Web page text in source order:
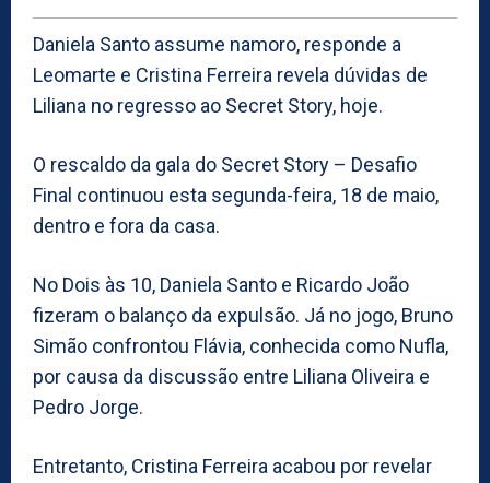
Daniela Santo assume namoro, responde a
Leomarte e Cristina Ferreira revela dúvidas de
Liliana no regresso ao Secret Story, hoje.
O rescaldo da gala do Secret Story – Desafio
Final continuou esta segunda-feira, 18 de maio,
dentro e fora da casa.
No Dois às 10, Daniela Santo e Ricardo João
fizeram o balanço da expulsão. Já no jogo, Bruno
Simão confrontou Flávia, conhecida como Nufla,
por causa da discussão entre Liliana Oliveira e
Pedro Jorge.
Entretanto, Cristina Ferreira acabou por revelar